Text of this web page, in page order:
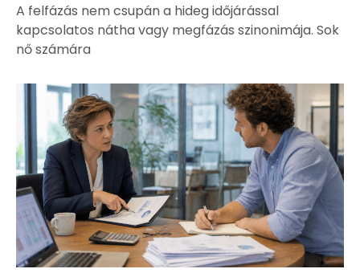
A felfázás nem csupán a hideg időjárással
kapcsolatos nátha vagy megfázás szinonimája. Sok
nő számára